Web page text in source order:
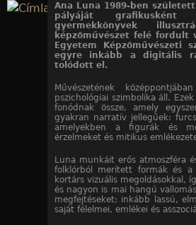
Jump to
Ana Luna 1989-ben
pályáját grafikusként
gyermekkönyvek
képzőművészet felé fordult
Egyetem Képzőművészeti
egyre inkább a digitális
tolódott el.
Művészetének
pszichológiai szimbolika áll.
fonódnak össze, amely
gyakran narratív jellegűek:
amelyekben a figurák és
érzelmeket és mitikus
Luna munkáit erős atmoszféra
folklórból merített formák és
kortárs vizuális megoldásokkal,
és nagyon is mai hangú
megfejtéseket: inkább lassú,
saját félelmei, emlékei és
11 /
11 /
11 /
11 /
11 /
11 /
11 /
11 /
11 /
11 /
11 /